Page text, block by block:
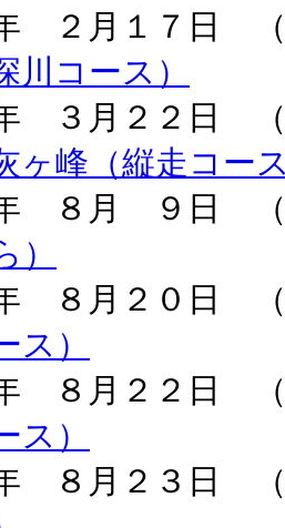
２月１７日 （
川コース）
３月２２日 （
ヶ峰（縦走コー
８月 ９日 （
）
８月２０日 （
ス）
８月２２日 （
ス）
８月２３日 （